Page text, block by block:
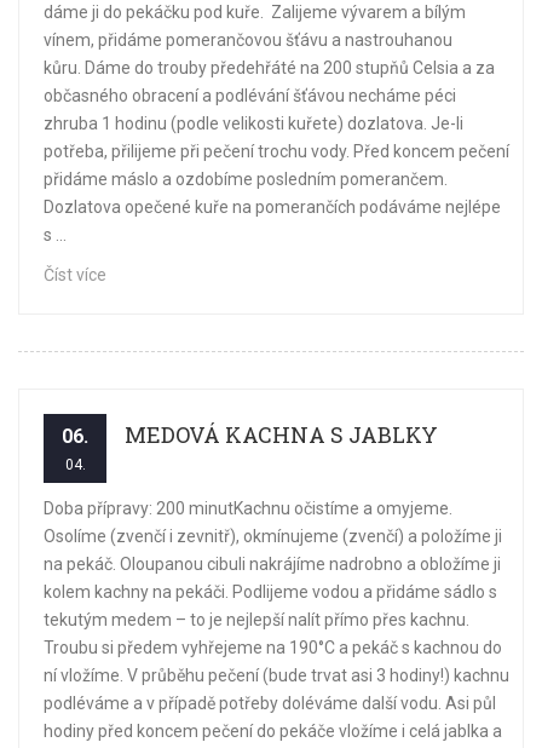
dáme ji do pekáčku pod kuře. Zalijeme vývarem a bílým
vínem, přidáme pomerančovou šťávu a nastrouhanou
kůru. Dáme do trouby předehřáté na 200 stupňů Celsia a za
občasného obracení a podlévání šťávou necháme péci
zhruba 1 hodinu (podle velikosti kuřete) dozlatova. Je-li
potřeba, přilijeme při pečení trochu vody. Před koncem pečení
přidáme máslo a ozdobíme posledním pomerančem.
Dozlatova opečené kuře na pomerančích podáváme nejlépe
s ...
Číst více
06.
04.
MEDOVÁ KACHNA S JABLKY
Doba přípravy: 200 minutKachnu očistíme a omyjeme.
Osolíme (zvenčí i zevnitř), okmínujeme (zvenčí) a položíme ji
na pekáč. Oloupanou cibuli nakrájíme nadrobno a obložíme ji
kolem kachny na pekáči. Podlijeme vodou a přidáme sádlo s
tekutým medem – to je nejlepší nalít přímo přes kachnu.
Troubu si předem vyhřejeme na 190°C a pekáč s kachnou do
ní vložíme. V průběhu pečení (bude trvat asi 3 hodiny!) kachnu
podléváme a v případě potřeby doléváme další vodu. Asi půl
hodiny před koncem pečení do pekáče vložíme i celá jablka a